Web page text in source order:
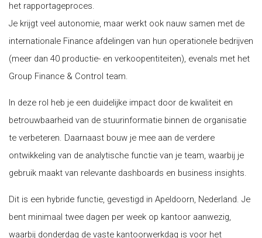
het rapportageproces.
Je krijgt veel autonomie, maar werkt ook nauw samen met de
internationale Finance afdelingen van hun operationele bedrijven
(meer dan 40 productie- en verkoopentiteiten), evenals met het
Group Finance & Control team.
In deze rol heb je een duidelijke impact door de kwaliteit en
betrouwbaarheid van de stuurinformatie binnen de organisatie
te verbeteren. Daarnaast bouw je mee aan de verdere
ontwikkeling van de analytische functie van je team, waarbij je
gebruik maakt van relevante dashboards en business insights.
Dit is een hybride functie, gevestigd in Apeldoorn, Nederland. Je
bent minimaal twee dagen per week op kantoor aanwezig,
waarbij donderdag de vaste kantoorwerkdag is voor het